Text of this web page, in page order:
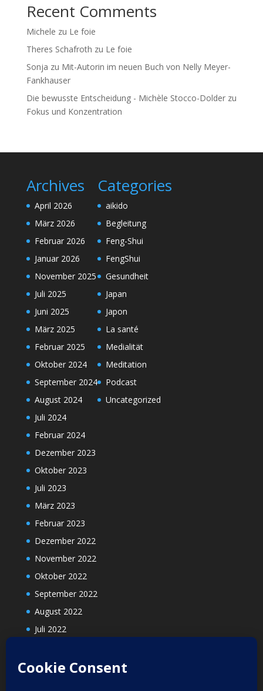
Recent Comments
Michele zu Le foie
Theres Schafroth zu Le foie
Sonja zu Mit-Autorin im neuen Buch von Nelly Meyer-
Fankhauser
Die bewusste Entscheidung - Michèle Stocco-Dolderzu
Fokus und Konzentration
Archives
April 2026
März 2026
Februar 2026
Januar 2026
November 2025
Juli 2025
Juni 2025
März 2025
Februar 2025
Oktober 2024
September 2024
August 2024
Juli 2024
Februar 2024
Dezember 2023
Oktober 2023
Juli 2023
März 2023
Februar 2023
Dezember 2022
November 2022
Oktober 2022
September 2022
August 2022
Juli 2022
Categories
aikido
Begleitung
Feng-Shui
FengShui
Gesundheit
Japan
Japon
La santé
Medialität
Meditation
Podcast
Uncategorized